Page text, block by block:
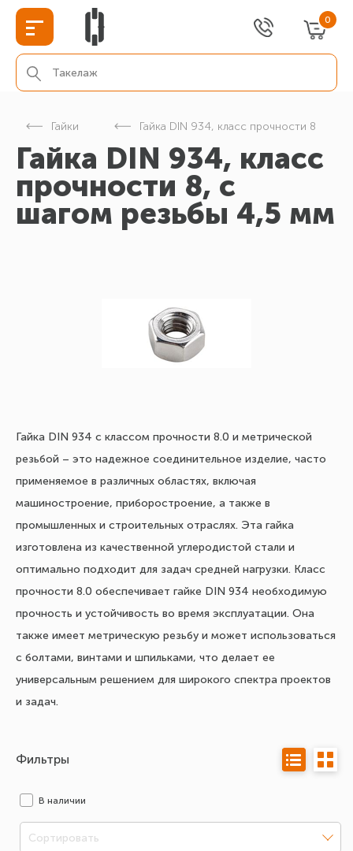
0
Гайки Гайка DIN 934, класс прочности 8
Гайка DIN 934, класс
прочности 8, с
шагом резьбы 4,5 мм
Гайка DIN 934 с классом прочности 8.0 и метрической
резьбой – это надежное соединительное изделие, часто
применяемое в различных областях, включая
машиностроение, приборостроение, а также в
промышленных и строительных отраслях. Эта гайка
изготовлена из качественной углеродистой стали и
оптимально подходит для задач средней нагрузки. Класс
прочности 8.0 обеспечивает гайке DIN 934 необходимую
прочность и устойчивость во время эксплуатации. Она
также имеет метрическую резьбу и может использоваться
с болтами, винтами и шпильками, что делает ее
универсальным решением для широкого спектра проектов
и задач.
Фильтры
В наличии
Сортировать